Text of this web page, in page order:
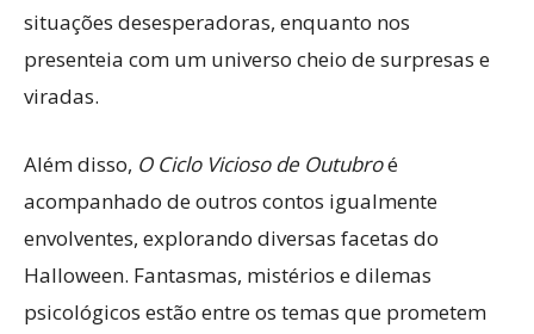
situações desesperadoras, enquanto nos
presenteia com um universo cheio de surpresas e
viradas.
Além disso, O Ciclo Vicioso de Outubroé
acompanhado de outros contos igualmente
envolventes, explorando diversas facetas do
Halloween. Fantasmas, mistérios e dilemas
psicológicos estão entre os temas que prometem